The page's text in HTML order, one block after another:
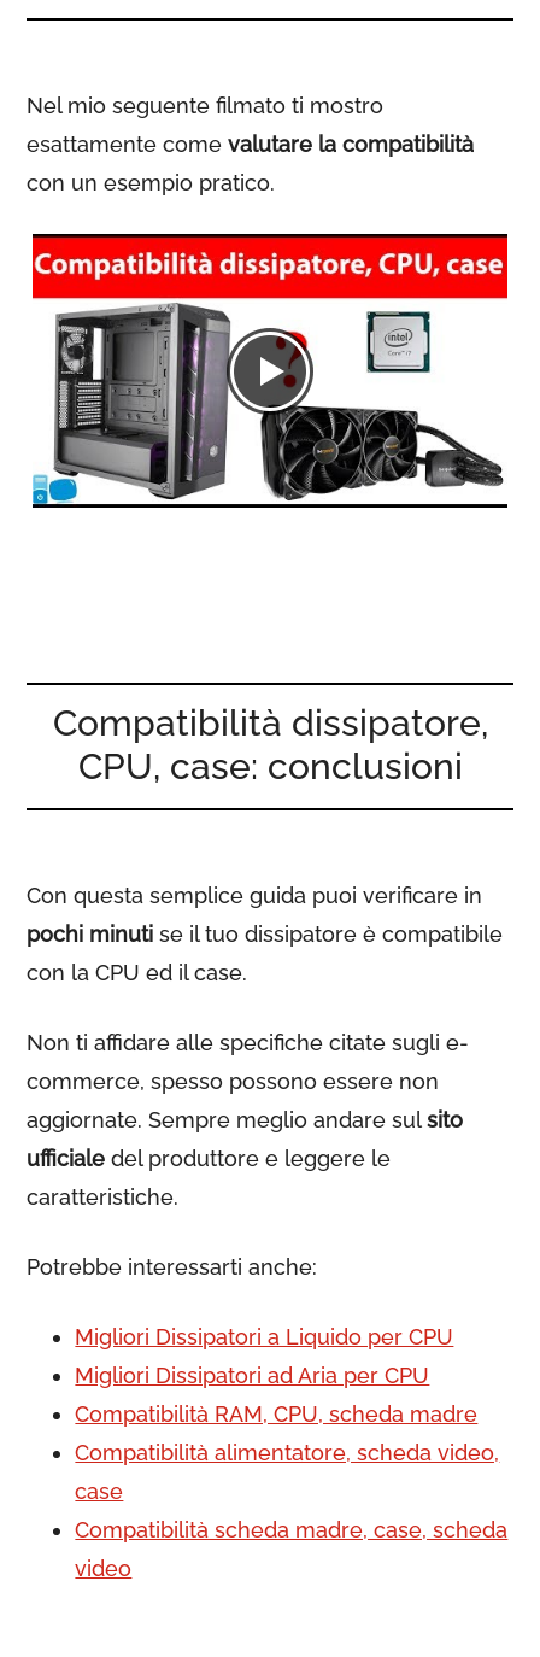
Nel mio seguente filmato ti mostro
esattamente comevalutare la compatibilità
con un esempio pratico.
Compatibilità dissipatore,
CPU, case: conclusioni
Con questa semplice guida puoi verificare in
pochi minuti se il tuo dissipatore è compatibile
con la CPU ed il case.
Non ti affidare alle specifiche citate sugli e-
commerce, spesso possono essere non
aggiornate. Sempre meglio andare sulsito
ufficiale del produttore e leggere le
caratteristiche.
Potrebbe interessarti anche:
Migliori Dissipatori a Liquido per CPU
Migliori Dissipatori ad Aria per CPU
Compatibilità RAM, CPU, scheda madre
Compatibilità alimentatore, scheda video,
case
Compatibilità scheda madre, case, scheda
video